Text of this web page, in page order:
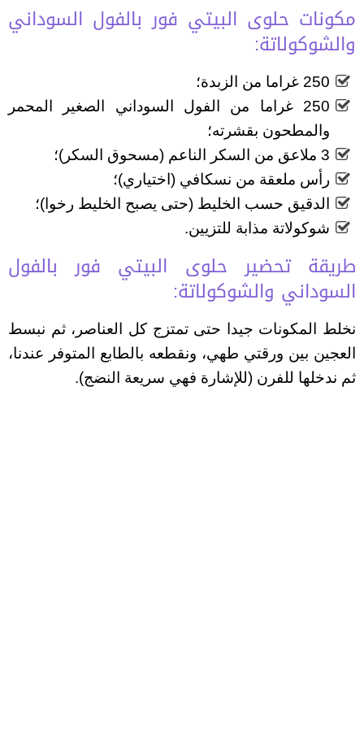
مكونات حلوى البيتي فور بالفول السوداني
والشوكولاتة:
250 غراما من الزبدة؛
250 غراما من الفول السوداني الصغير المحمر
والمطحون بقشرته؛
3 ملاعق من السكر الناعم (مسحوق السكر)؛
رأس ملعقة من نسكافي (اختياري)؛
الدقيق حسب الخليط (حتى يصبح الخليط رخوا)؛
شوكولاتة مذابة للتزيين.
طريقة تحضير حلوى البيتي فور بالفول
السوداني والشوكولاتة:
نخلط المكونات جيدا حتى تمتزج كل العناصر، ثم نبسط
العجين بين ورقتي طهي، ونقطعه بالطابع المتوفر عندنا،
ثم ندخلها للفرن (للإشارة فهي سريعة النضج).